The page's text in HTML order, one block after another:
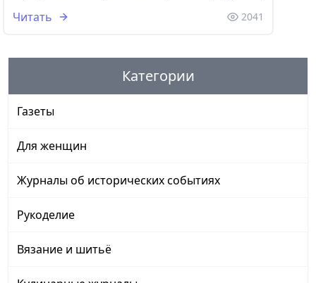
Читать 2041
Категории
Газеты
Для женщин
Журналы об исторических событиях
Рукоделие
Вязание и шитьё